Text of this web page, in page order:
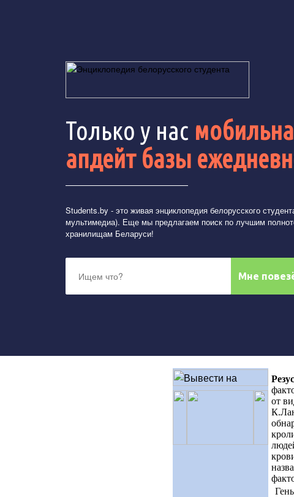
Только у нас
апдейт базы
Students.by - это живая энциклопедия белорусского
мультимедиа). Еще мы предлагаем поиск по лучшим
хранилищам Беларуси!
от